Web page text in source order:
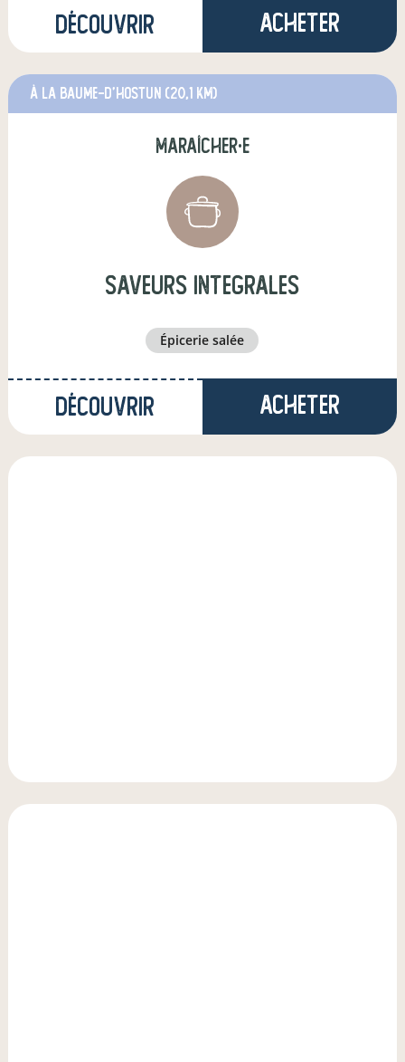
Découvrir Acheter
à La Baume-d'Hostun (20,1 km)
maraîcher·e
saveurs integrales
épicerie salée
Découvrir Acheter